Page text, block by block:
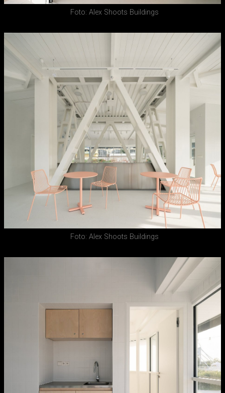
Foto: Alex Shoots Buildings
Foto: Alex Shoots Buildings